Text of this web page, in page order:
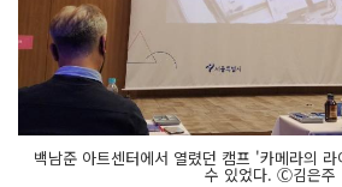
백남준 아트센터에서 열렸던 캠프 '카메라의
수 있었다. Ⓒ김은주